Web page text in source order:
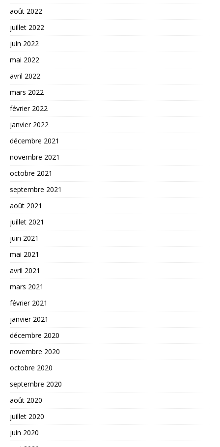
août 2022
juillet 2022
juin 2022
mai 2022
avril 2022
mars 2022
février 2022
janvier 2022
décembre 2021
novembre 2021
octobre 2021
septembre 2021
août 2021
juillet 2021
juin 2021
mai 2021
avril 2021
mars 2021
février 2021
janvier 2021
décembre 2020
novembre 2020
octobre 2020
septembre 2020
août 2020
juillet 2020
juin 2020